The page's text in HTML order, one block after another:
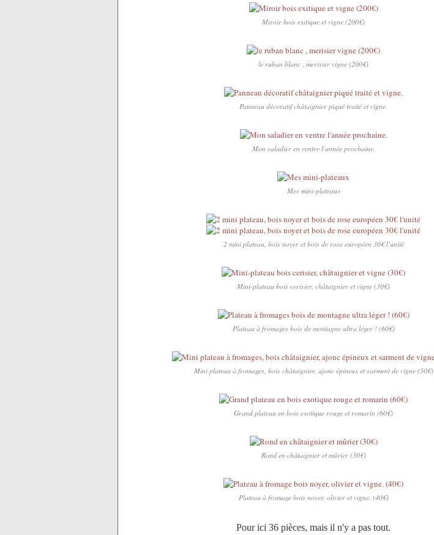
Miroir bois exitique et vigne (200€)
le ruban blanc , merisier vigne (200€)
Panneau décoratif châtaignier piqué traité et vigne.
Mon saladier en ventre l'année prochaine.
Mes mini-plateaux
2 mini plateau, bois noyer et bois de rose européen 30€ l'unité
Mini-plateau bois cerisier, châtaignier et vigne (30€)
Plateau à fromages bois de montagne ultra léger ! (60€)
Mini plateau à fromages, bois châtaignier, ajonc épineux et sarment de vigne (50€)
Grand plateau en bois exotique rouge et romarin (60€)
Rond en châtaignier et mûrier (30€)
Plateau à fromage bois noyer, olivier et vigne. (40€)
Pour ici 36 pièces, mais il n'y a pas tout.